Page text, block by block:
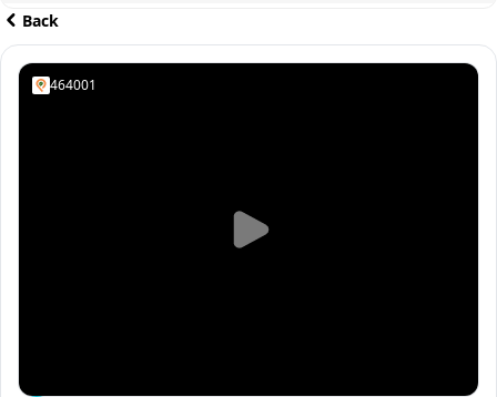
Back
464001